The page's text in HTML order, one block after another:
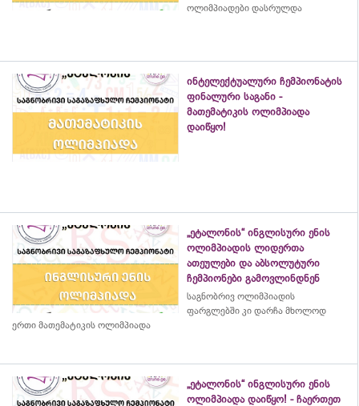
ოლიმპიადები დასრულდა
ინტელექტუალური ჩემპიონატის
ფინალური საგანი -
მათემატიკის ოლიმპიადა
დაიწყო!
„ეტალონის“ ინგლისური ენის
ოლიმპიადის ლიდერთა
ათეულები და აბსოლუტური
ჩემპიონები გამოვლინდნენ
საგნობრივ ოლიმპიადის
ფარგლებში კი დარჩა მხოლოდ
ერთი მათემატიკის ოლიმპიადა
„ეტალონის“ ინგლისური ენის
ოლიმპიადა დაიწყო! - ჩაერთეთ